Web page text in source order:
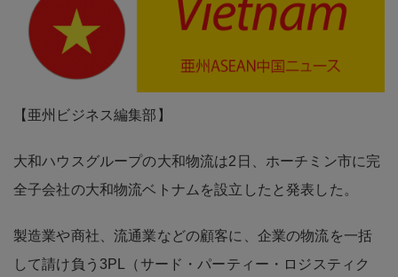
【亜州ビジネス編集部】
大和ハウスグループの大和物流は2日、ホーチミン市に完
全子会社の大和物流ベトナムを設立したと発表した。
製造業や商社、流通業などの顧客に、企業の物流を一括
して請け負う3PL（サード・パーティー・ロジスティク